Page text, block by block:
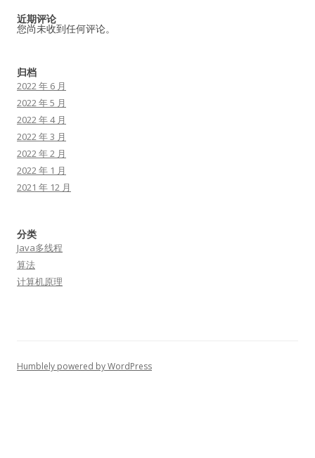
近期评论
您尚未收到任何评论。
归档
2022 年 6 月
2022 年 5 月
2022 年 4 月
2022 年 3 月
2022 年 2 月
2022 年 1 月
2021 年 12 月
分类
Java多线程
算法
计算机原理
Humblely powered by WordPress